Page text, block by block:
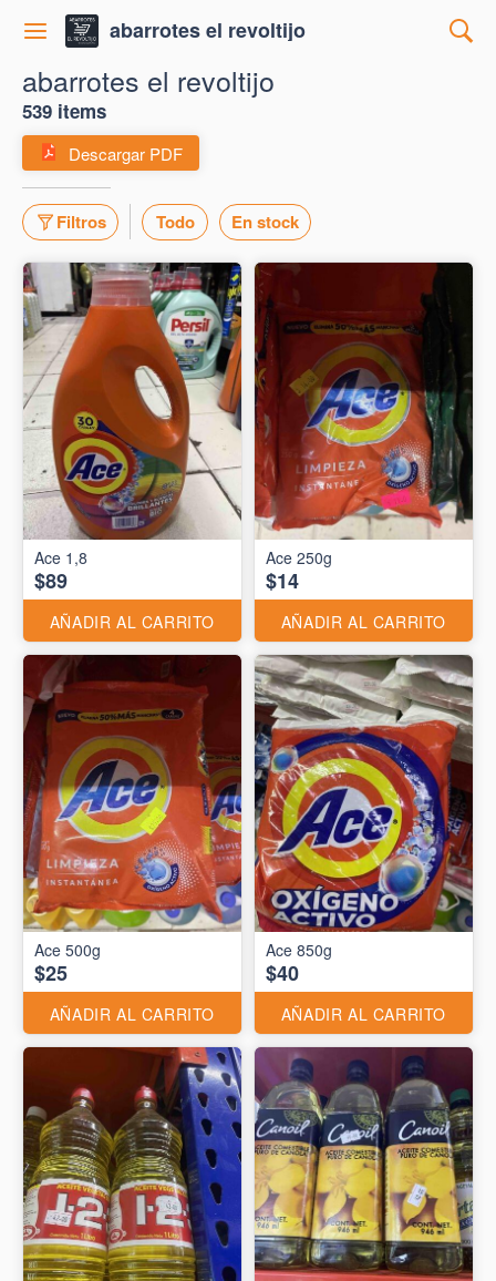
abarrotes el revoltijo
abarrotes el revoltijo
539 items
Descargar PDF
Filtros Todo En stock
Ace 1,8
$89
AÑADIR AL CARRITO
Ace 250g
$14
AÑADIR AL CARRITO
Ace 500g
$25
AÑADIR AL CARRITO
Ace 850g
$40
AÑADIR AL CARRITO